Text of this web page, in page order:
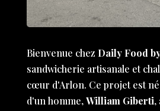
Bienvenue chez Daily Food
sandwicherie artisanale et
cœur d'Arlon. Ce projet est né
d'un homme,William Giberti,